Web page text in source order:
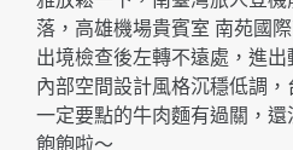
落，高雄機場貴賓室 南苑國
出境檢查後左轉不遠處，進出
內部空間設計風格沉穩低調，
一定要點的牛肉麵有過關，
飽飽啦～